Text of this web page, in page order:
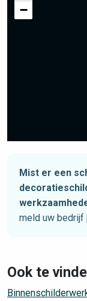
−
Mist er een
meld uw bedrijf
Ook te